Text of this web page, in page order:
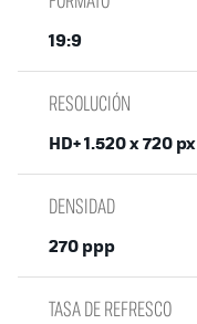
19:9
RESOLUCIÓN
HD+ 1.520 x 720 px
DENSIDAD
270 ppp
TASA DE REFRESCO